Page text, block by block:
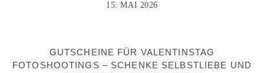
15. MAI 2026
GUTSCHEINE FÜR VALENTINSTAG
FOTOSHOOTINGS – SCHENKE SELBSTLIEBE UND